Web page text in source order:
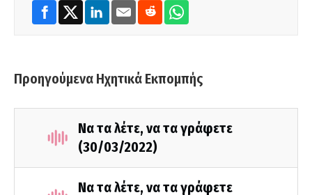
Προηγούμενα Ηχητικά Εκπομπής
Να τα λέτε, να τα γράφετε
(30/03/2022)
Να τα λέτε, να τα γράφετε